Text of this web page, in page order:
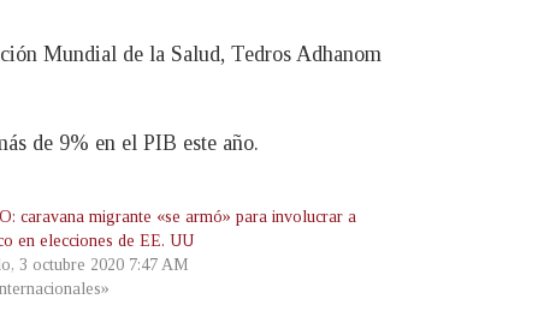
Mundial de la Salud, Tedros Adhanom
de 9% en el PIB este año.
caravana migrante «se armó» para involucrar a
en elecciones de EE. UU
3 octubre 2020 7:47 AM